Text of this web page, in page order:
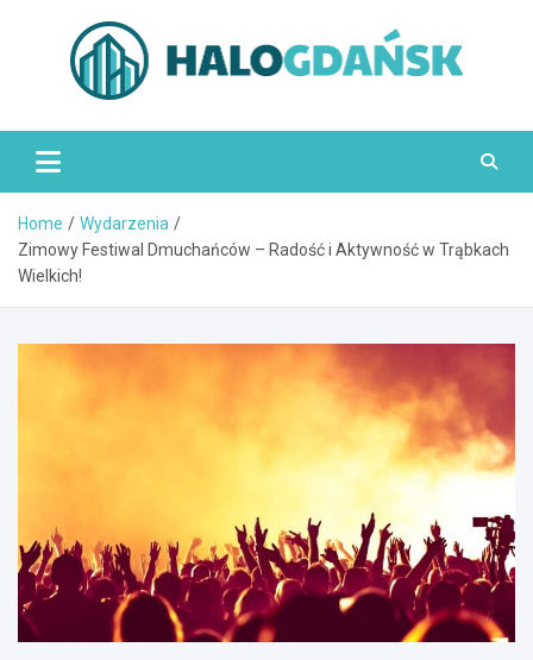
HaloGdańsk.pl
Home
Wydarzenia
Zimowy Festiwal Dmuchańców – Radość i Aktywność w Trąbkach
Wielkich!